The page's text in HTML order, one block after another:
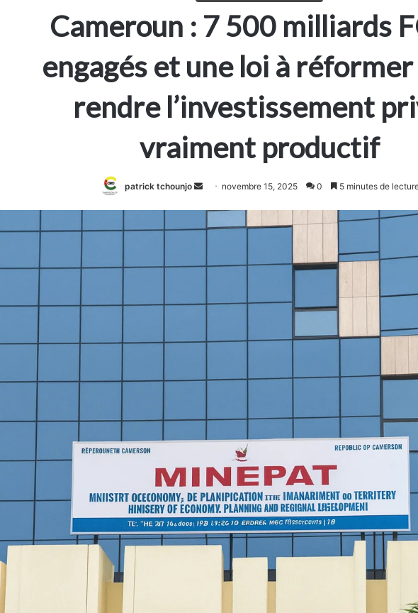
Cameroun : 7 500 milliards
engagés et une loi à
rendre l’investissement
vraiment productif
patrick tchounjo
Envoyernovembre 15, 2025 0 5 minutes de